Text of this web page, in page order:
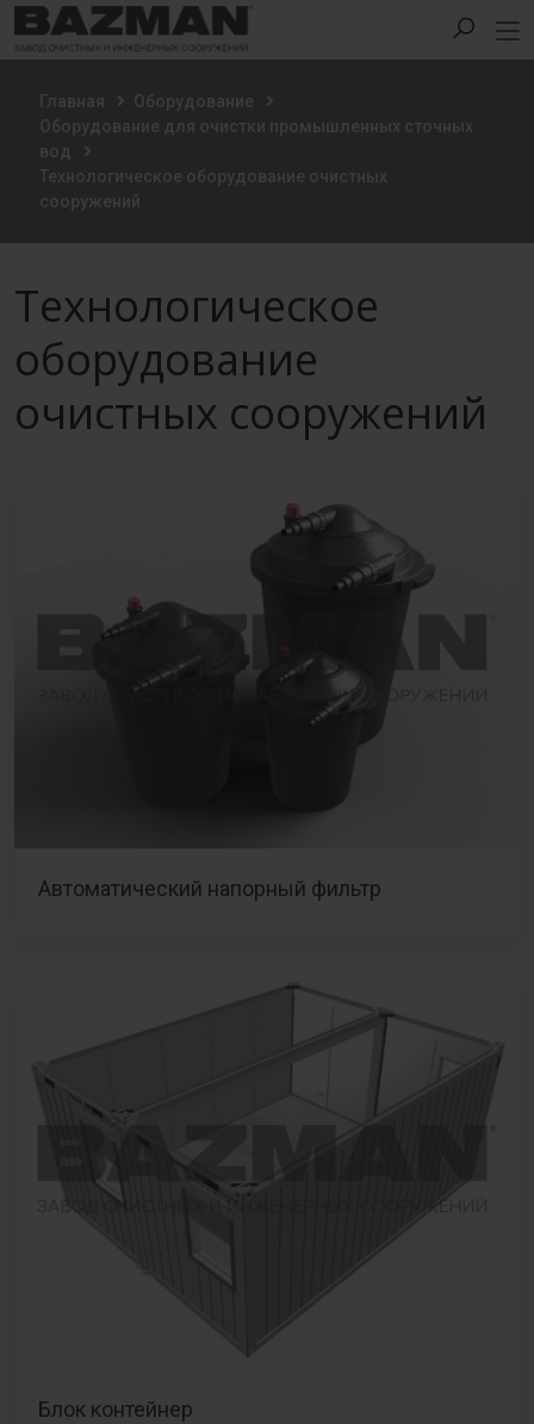
Главная
Оборудование
Оборудование для очистки промышленных сточных
вод
Технологическое оборудование очистных
сооружений
Технологическое
оборудование
очистных сооружений
Автоматический напорный фильтр
Блок контейнер